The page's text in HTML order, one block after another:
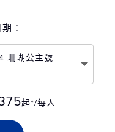
：
珊瑚公主號
起*/每人